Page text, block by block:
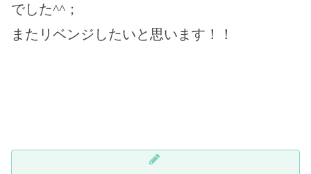
でした^^；
またリベンジしたいと思います！！